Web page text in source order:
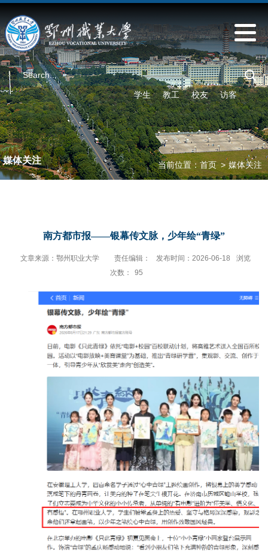
学生 教工 校友 访客
媒体关注 当前位置： 首页 > 媒体关注
南方都市报——银幕传文脉，少年绘“青绿”
文章来源：鄂州职业大学 责任编辑： 发布时间：2026-06-18
浏览
次数：
95